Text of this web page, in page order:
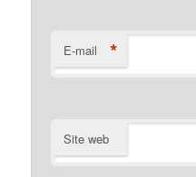
E-mail *
Site web